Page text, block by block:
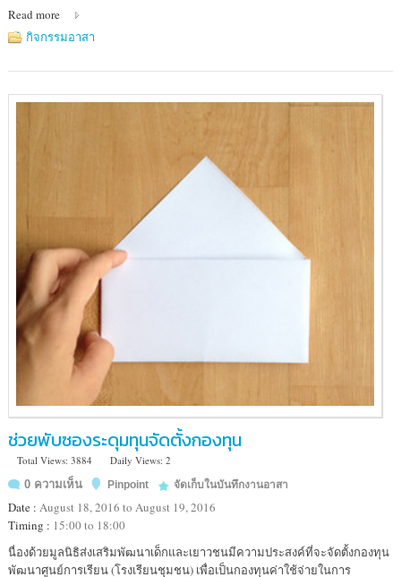
ไร้
บ้าน
มณฑล
สาย
Read more
กิจกรรมอาสา
ช่วยพับซองระดุมทุนจัดตั้งกองทุน
Total Views: 3884
Daily Views: 2
0 ความเห็น
Pinpoint จัดเก็บในบันทึกงานอาสา
Date : August 18, 2016 to August 19, 2016
Timing : 15:00 to 18:00
Location
:
นื่องด้วยมูลนิธิส่งเสริมพัฒนาเด็กและเยาวชนมีความประสงค์ที่จะจัดตั้งกองทุน
พัฒนาศูนย์การเรียน (โรงเรียนชุมชน) เพื่อเป็นกองทุนค่าใช้จ่ายในการ